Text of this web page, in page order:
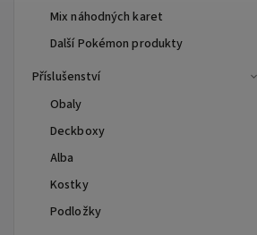
Mix náhodných karet
Další Pokémon produkty
Příslušenství
Obaly
Deckboxy
Alba
Kostky
Podložky